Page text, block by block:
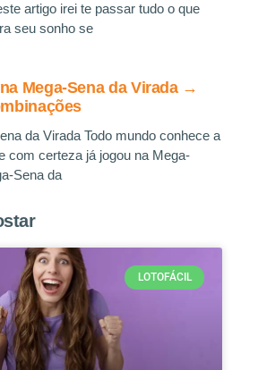
artigo irei te passar tudo o que
seu sonho se
Mega-Sena da Virada →
da Virada Todo mundo conhece a
com certeza já jogou na Mega-
Sena da
LOTOFÁCIL